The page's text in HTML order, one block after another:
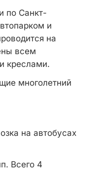
по Санкт-
и
на
всем
креслами.
многолетний
на автобусах
Всего 4